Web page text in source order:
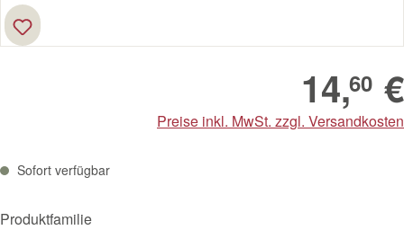
14,60 €
Preise inkl. MwSt. zzgl. Versandkosten
Sofort verfügbar
Produktfamilie